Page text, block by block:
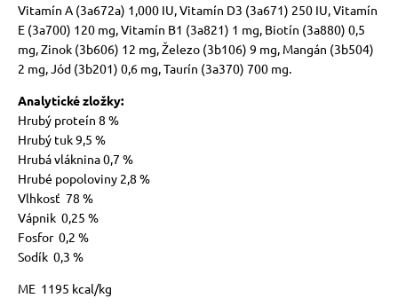
Vitamín A (3a672a) 1,000 IU, Vitamín D3 (3a671) 250 IU, Vitamín
E (3a700) 120 mg, Vitamín B1 (3a821) 1 mg, Biotín (3a880) 0,5
mg, Zinok (3b606) 12 mg, Železo (3b106) 9 mg, Mangán (3b504)
2 mg, Jód (3b201) 0,6 mg, Taurín (3a370) 700 mg.
Analytické zložky:
Hrubý proteín 8 %
Hrubý tuk 9,5 %
Hrubá vláknina 0,7 %
Hrubé popoloviny 2,8 %
Vlhkosť 78 %
Vápnik 0,25 %
Fosfor 0,2 %
Sodík 0,3 %
ME 1195 kcal/kg